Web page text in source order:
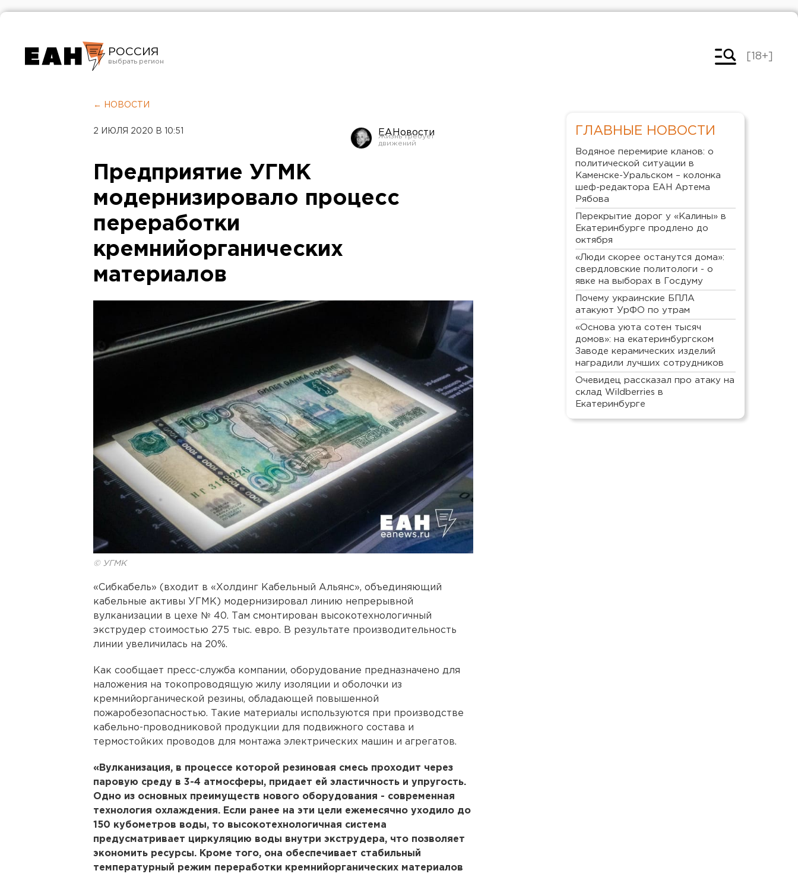
РОССИЯ
Челябинск
[18+]
← НОВОСТИ
2 ИЮЛЯ 2020 В 10:51 ЕАНовости
Предприятие УГМК
модернизировало процесс
переработки
кремнийорганических
материалов
© УГМК
«Сибкабель» (входит в «Холдинг Кабельный Альянс», объединяющий
кабельные активы УГМК) модернизировал линию непрерывной
вулканизации в цехе № 40. Там смонтирован высокотехнологичный
экструдер стоимостью 275 тыс. евро. В результате производительность
линии увеличилась на 20%.
Как сообщает пресс-служба компании, оборудование предназначено для
наложения на токопроводящую жилу изоляции и оболочки из
кремнийорганической резины, обладающей повышенной
пожаробезопасностью. Такие материалы используются при производстве
кабельно-проводниковой продукции для подвижного состава и
термостойких проводов для монтажа электрических машин и агрегатов.
«Вулканизация, в процессе которой резиновая смесь проходит через
паровую среду в 3-4 атмосферы, придает ей эластичность и упругость.
Одно из основных преимуществ нового оборудования - современная
технология охлаждения. Если ранее на эти цели ежемесячно уходило до
150 кубометров воды, то высокотехнологичная система
предусматривает циркуляцию воды внутри экструдера, что позволяет
экономить ресурсы. Кроме того, она обеспечивает стабильный
температурный режим переработки кремнийорганических материалов
ГЛАВНЫЕ НОВОСТИ
Водяное перемирие кланов: о
политической ситуации в
Каменске-Уральском – колонка
шеф-редактора ЕАН Артема
Рябова
Перекрытие дорог у «Калины» в
Екатеринбурге продлено до
октября
«Люди скорее останутся дома»:
свердловские политологи - о
явке на выборах в Госдуму
Почему украинские БПЛА
атакуют УрФО по утрам
«Основа уюта сотен тысяч
домов»: на екатеринбургском
Заводе керамических изделий
наградили лучших сотрудников
Очевидец рассказал про атаку на
склад Wildberries в
Екатеринбурге